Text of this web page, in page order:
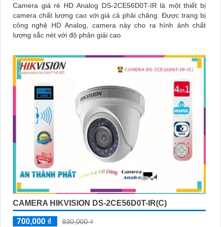
Camera giá rẻ HD Analog DS-2CE56D0T-IR là một thiết bị
camera chất lượng cao với giá cả phải chăng. Được trang bị
công nghệ HD Analog, camera này cho ra hình ảnh chất
lượng sắc nét với độ phân giải cao
CAMERA HIKVISION DS-2CE56D0T-IR(C)
700,000 ₫
830,000 ₫